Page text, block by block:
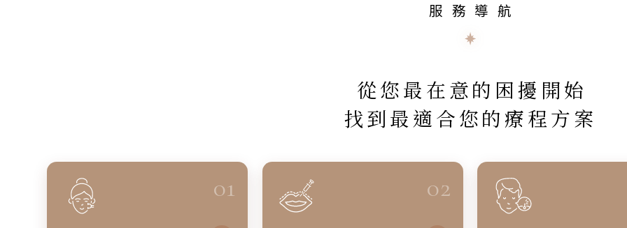
服務導航
從您最在意的困擾開始
找到最適合您的療程方案
01 02